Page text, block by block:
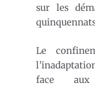
sur les
Le
face aux